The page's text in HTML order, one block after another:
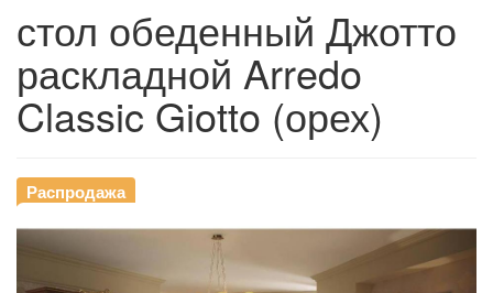
стол обеденный Джотто
раскладной Arredo
Classic Giotto (орех)
Распродажа